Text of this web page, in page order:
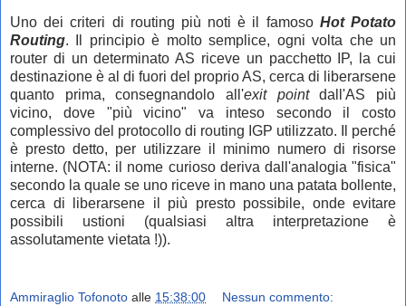
Uno dei criteri di routing più noti è il famoso Hot Potato
Routing. Il principio è molto semplice, ogni volta che un
router di un determinato AS riceve un pacchetto IP, la cui
destinazione è al di fuori del proprio AS, cerca di liberarsene
quanto prima, consegnandolo all'exit pointdall'AS più
vicino, dove "più vicino" va inteso secondo il costo
complessivo del protocollo di routing IGP utilizzato. Il perché
è presto detto, per utilizzare il minimo numero di risorse
interne. (NOTA: il nome curioso deriva dall'analogia "fisica"
secondo la quale se uno riceve in mano una patata bollente,
cerca di liberarsene il più presto possibile, onde evitare
possibili ustioni (qualsiasi altra interpretazione è
assolutamente vietata !)).
Ammiraglio Tofonoto alle 15:38:00 Nessun commento: